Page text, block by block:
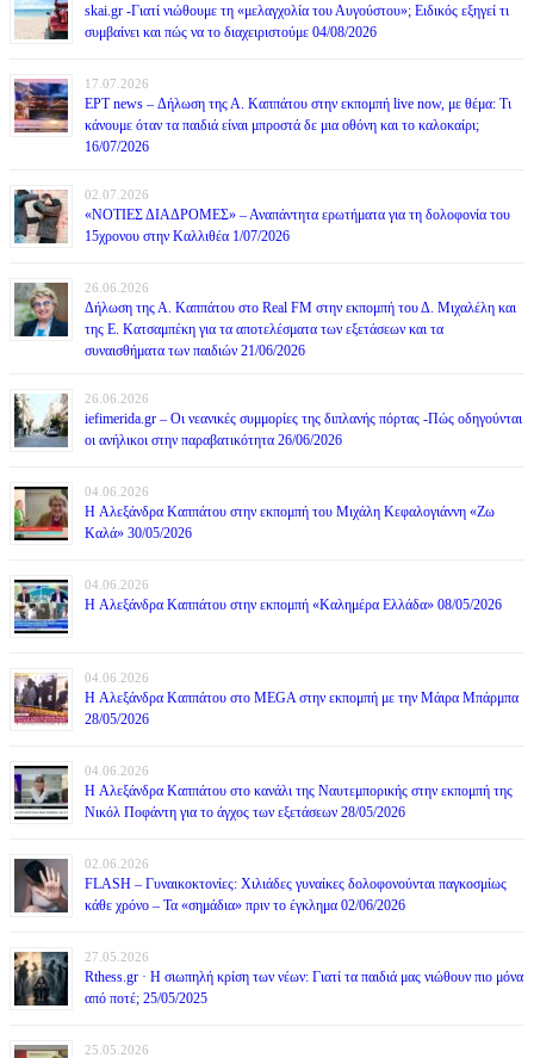
skai.gr -Γιατί νιώθουμε τη «μελαγχολία του Αυγούστου»; Ειδικός εξηγεί τι
συμβαίνει και πώς να το διαχειριστούμε 04/08/2026
17.07.2026
ΕΡΤ news – Δήλωση της Α. Καππάτου στην εκπομπή live now, με θέμα: Τι
κάνουμε όταν τα παιδιά είναι μπροστά δε μια οθόνη και το καλοκαίρι;
16/07/2026
02.07.2026
«ΝΟΤΙΕΣ ΔΙΑΔΡΟΜΕΣ» – Αναπάντητα ερωτήματα για τη δολοφονία του
15χρονου στην Καλλιθέα 1/07/2026
26.06.2026
Δήλωση της Α. Καππάτου στο Real FM στην εκπομπή του Δ. Μιχαλέλη και
της Ε. Κατσαμπέκη για τα αποτελέσματα των εξετάσεων και τα
συναισθήματα των παιδιών 21/06/2026
26.06.2026
iefimerida.gr – Οι νεανικές συμμορίες της διπλανής πόρτας -Πώς οδηγούνται
οι ανήλικοι στην παραβατικότητα 26/06/2026
04.06.2026
H Αλεξάνδρα Καππάτου στην εκπομπή του Μιχάλη Κεφαλογιάννη «Ζω
Καλά» 30/05/2026
04.06.2026
H Αλεξάνδρα Καππάτου στην εκπομπή «Καλημέρα Ελλάδα» 08/05/2026
04.06.2026
H Αλεξάνδρα Καππάτου στο MEGA στην εκπομπή με την Μάιρα Mπάρμπα
28/05/2026
04.06.2026
H Αλεξάνδρα Καππάτου στο κανάλι της Ναυτεμπορικής στην εκπομπή της
Νικόλ Ποφάντη για το άγχος των εξετάσεων 28/05/2026
02.06.2026
FLASH – Γυναικοκτονίες: Χιλιάδες γυναίκες δολοφονούνται παγκοσμίως
κάθε χρόνο – Τα «σημάδια» πριν το έγκλημα 02/06/2026
27.05.2026
Rthess.gr · Η σιωπηλή κρίση των νέων: Γιατί τα παιδιά μας νιώθουν πιο μόνα
από ποτέ; 25/05/2025
25.05.2026